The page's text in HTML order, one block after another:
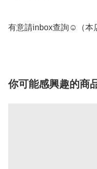
有意請inbox查詢☺️（本
你可能感興趣的商